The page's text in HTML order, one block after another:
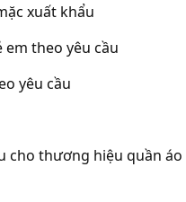
xuất khẩu
em theo yêu cầu
yêu cầu
cho thương hiệu quần